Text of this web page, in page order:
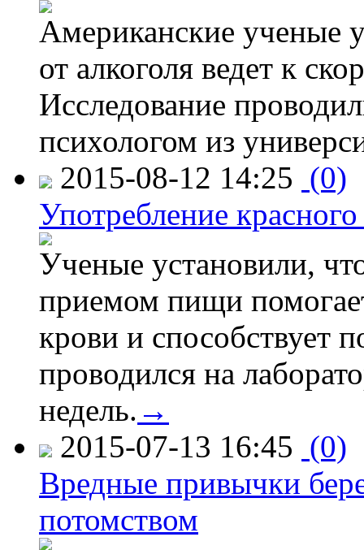
Американские ученые
от алкоголя ведет к
Исследование
психологом из
2015-08-12 14:25 (0)
Употребление
Ученые установили,
приемом пищи
крови и способствует
проводился на
недель. →
2015-07-13 16:45 (0)
Вредные привычки
потомством